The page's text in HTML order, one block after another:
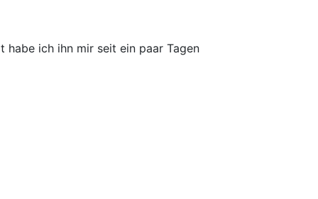
ich ihn mir seit ein paar Tagen